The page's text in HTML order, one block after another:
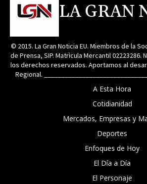
LA GRAN
© 2015. La Gran Noticia EU. Miembros de la
de Prensa, SIP. Matrìcula Mercantil 02223286.
los derechos reservados. Aportamos al
Regional.
A Esta Hora
Cotidianidad
Mercados, Empresas y
Deportes
Enfoques de Hoy
El Día a Día
El Personaje